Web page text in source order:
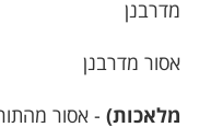
בכיפור: 1. אכילה